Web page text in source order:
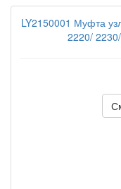
LY2150001 Муфта
2220/